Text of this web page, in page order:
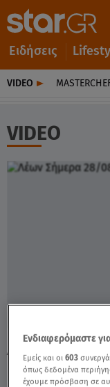
Ειδήσεις
VIDEO
VIDEO
Λέων Σήμερα
Άσης Μπήλιου
Ενδιαφερόμαστε
Εμείς και οι603
όπως δεδομένα
έχουμε πρόσβαση σε